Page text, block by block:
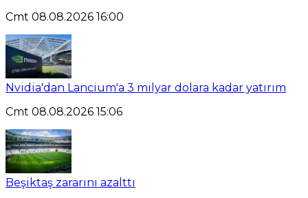
Cmt 08.08.2026 16:00
Nvidia'dan Lancium'a 3 milyar dolara kadar yatırım
Cmt 08.08.2026 15:06
Beşiktaş zararını azalttı